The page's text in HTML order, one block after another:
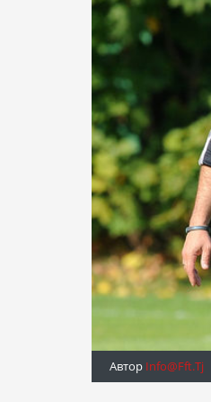
Автор Info@fft.tj